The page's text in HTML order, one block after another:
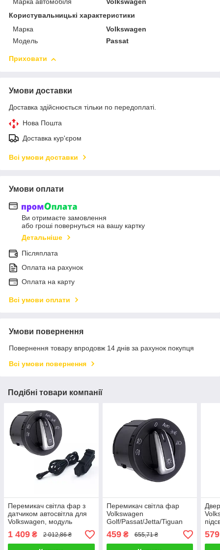
Марка автомобіля
Volkswagen
Користувальницькі характеристики
Марка
Volkswagen
Мoдель
Passat
Приховати
Умови доставки
Доставка здійснюється тільки по передоплаті.
Нова Пошта
Доставка кур'єром
Всі умови доставки
Умови оплати
Ви отримаєте замовлення
або гроші повернуться на вашу картку
Детальніше
Післяплата
Оплата на рахунок
Оплата на карту
Всі умови оплати
Умови повернення
Повернення товару впродовж 14 днів за рахунок покупця
Всі умови повернення
Подібні товари компанії
Перемикач світла фар з
датчиком автосвітла для
Volkswagen, модуль
управління з функцією
автосвітла
1 409 ₴ 2 012,86 ₴
Перемикач світла фар
Volkswagen
Golf/Passat/Jetta/Tiguan
5ND941431B, блок
перемикання світла
459₴ 655,71 ₴ 579